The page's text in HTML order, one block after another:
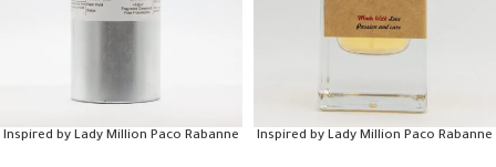
Inspired by Lady Million Paco Rabanne
Inspired by Lady Million Paco Rabanne